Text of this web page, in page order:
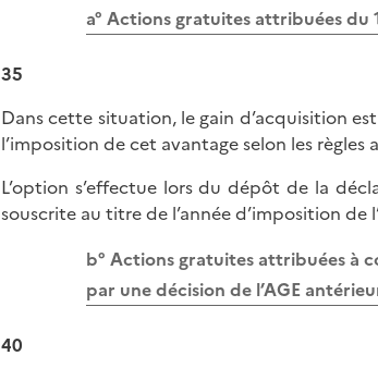
a° Actions gratuites attribuées du
35
Dans cette situation, le gain d’acquisition
l’imposition de cet avantage selon les
L’option s’effectue lors du dépôt de la
souscrite au titre de l’année d’imposition
b° Actions gratuites attribuées à
par une décision de l’AGE
40